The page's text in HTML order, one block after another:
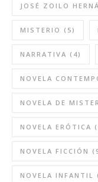
JOSÉ ZOILO
MISTERIO (5)
NARRATIVA (4)
NOVELA
NOVELA DE
NOVELA ERÓTICA
NOVELA FICCIÓN
NOVELA INFANTIL